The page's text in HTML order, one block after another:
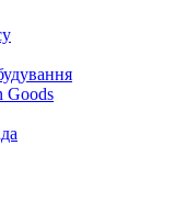
Goods